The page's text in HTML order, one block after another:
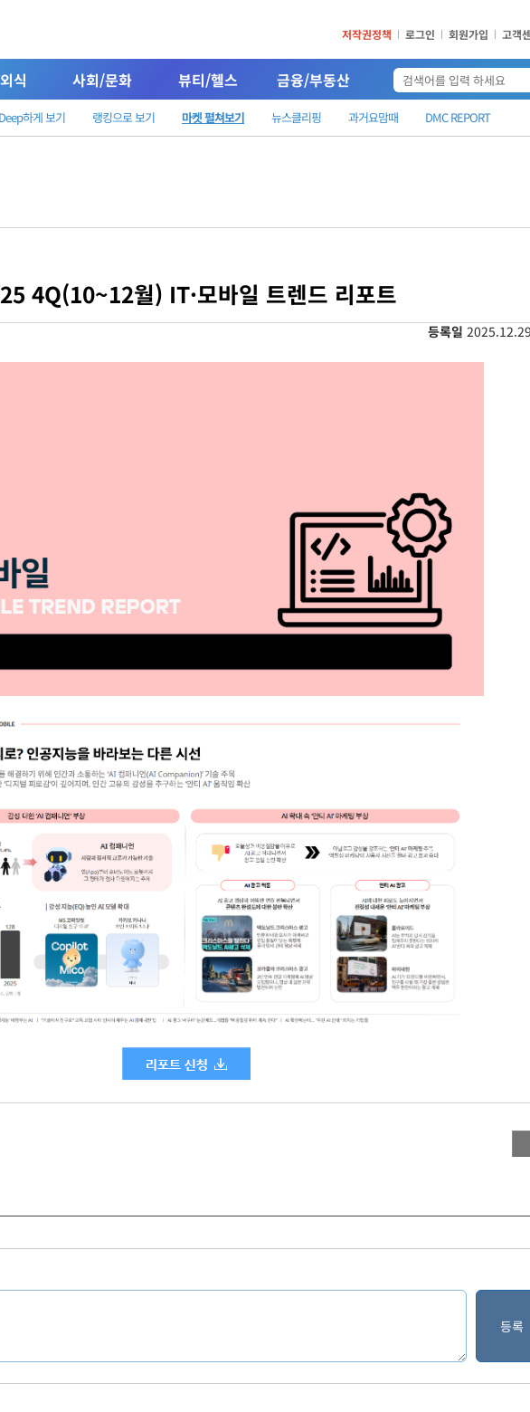
저작권정책 로그인 회원가입 고객
식 사회/문화 뷰티/헬스 금융/부동산
Deep하게 보기 랭킹으로 보기 마켓 펼쳐보기 뉴스클리핑 과거요맘때 DMC REPORT
4Q(10~12월) IT·모바일 트렌드 리포트
등록일 2025.12.29